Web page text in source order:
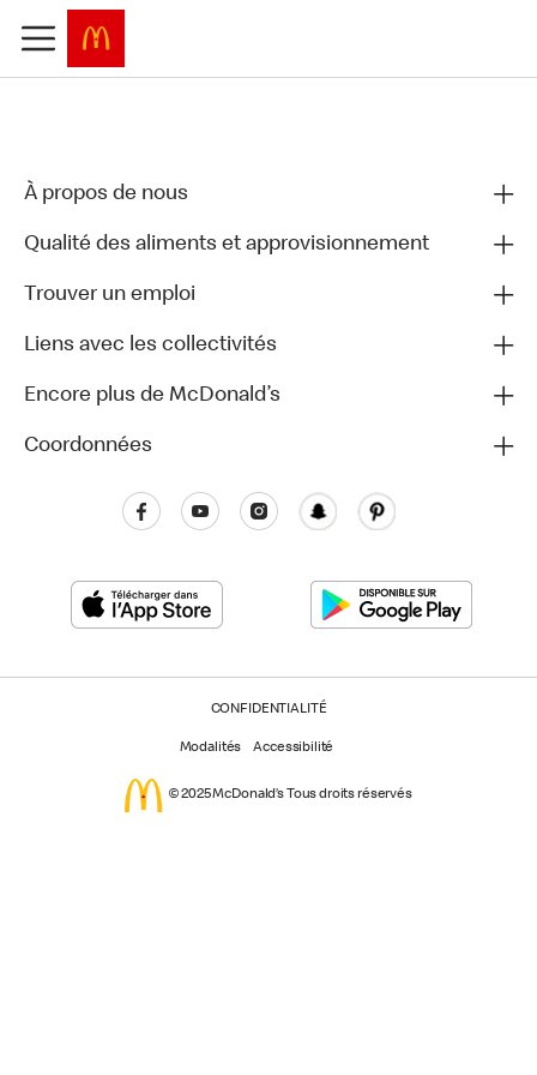
À propos de nous
Qualité des aliments et approvisionnement
Trouver un emploi
Liens avec les collectivités
Encore plus de McDonald’s
Coordonnées
CONFIDENTIALITÉ
Modalités Accessibilité
© 2025 McDonald’s Tous droits réservés